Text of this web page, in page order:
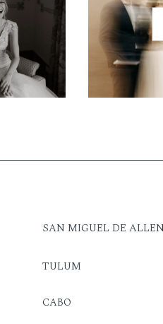
SAN MIGUEL DE
TULUM
CABO